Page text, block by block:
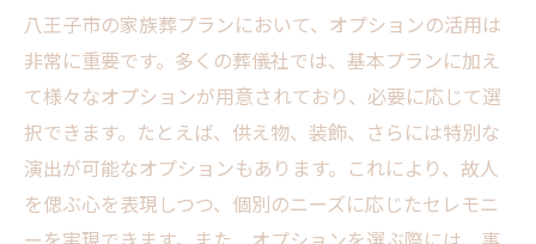
八王子市の家族葬プランにおいて、オプションの活用は
非常に重要です。多くの葬儀社では、基本プランに加え
て様々なオプションが用意されており、必要に応じて選
択できます。たとえば、供え物、装飾、さらには特別な
演出が可能なオプションもあります。これにより、故人
を偲ぶ心を表現しつつ、個別のニーズに応じたセレモニ